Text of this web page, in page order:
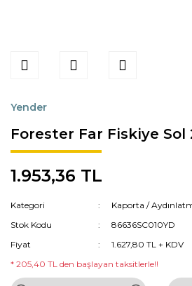
Yender
Forester Far Fiskiye Sol
1.953,36 TL
Kategori
Kaporta /
Stok Kodu
86636SC010YD
Fiyat
1.627,80 TL + KDV
* 205,40 TL den başlayan taksitlerle!!